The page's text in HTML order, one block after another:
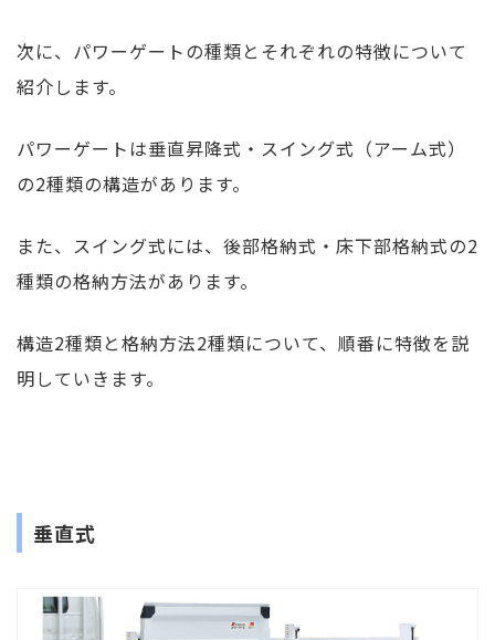
次に、パワーゲートの種類とそれぞれの特徴について
紹介します。
パワーゲートは垂直昇降式・スイング式（アーム式）
の2種類の構造があります。
また、スイング式には、後部格納式・床下部格納式の2
種類の格納方法があります。
構造2種類と格納方法2種類について、順番に特徴を説
明していきます。
垂直式